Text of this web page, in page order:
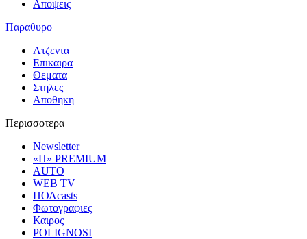
Αποψεις
Παραθυρο
Ατζεντα
Επικαιρα
Θεματα
Στηλες
Αποθηκη
Περισσοτερα
Newsletter
«Π» PREMIUM
AUTO
WEB TV
ΠΟΛcasts
Φωτογραφιες
Καιρος
POLIGNOSI